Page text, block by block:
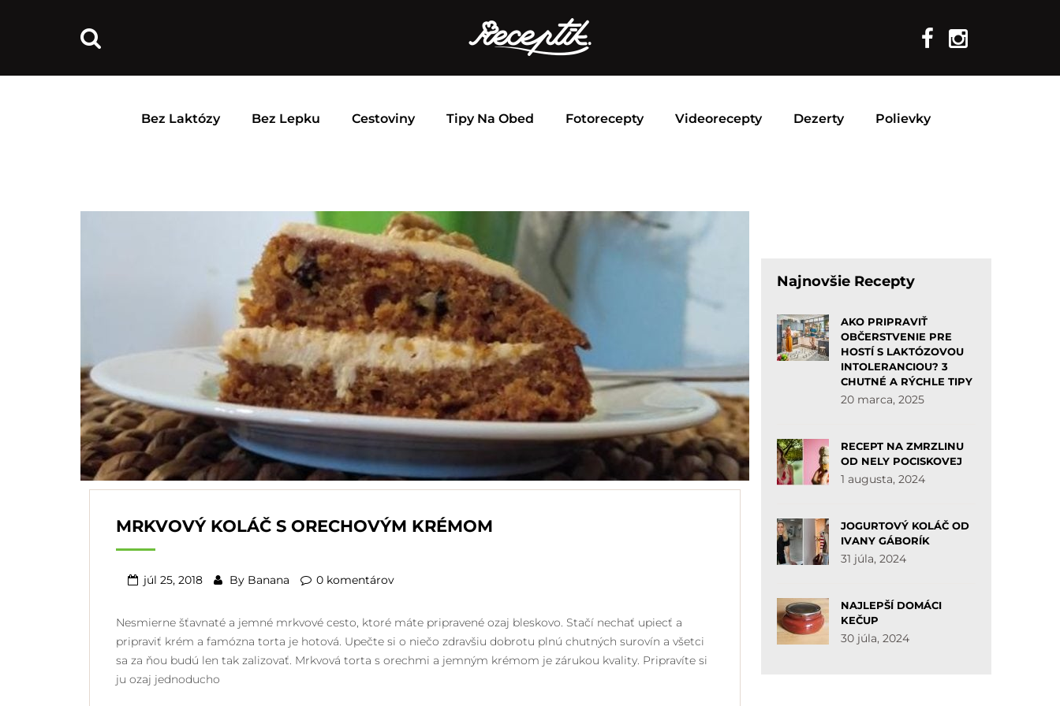
Bez Laktózy Bez Lepku Cestoviny Tipy Na Obed Fotorecepty Videorecepty Dezerty Polievky
MRKVOVÝ KOLÁČ S ORECHOVÝM KRÉMOM
júl 25, 2018 By Banana 0 komentárov
Nesmierne šťavnaté a jemné mrkvové cesto, ktoré máte pripravené ozaj bleskovo. Stačí nechať upiecť a
pripraviť krém a famózna torta je hotová. Upečte si o niečo zdravšiu dobrotu plnú chutných surovín a všetci
sa za ňou budú len tak zalizovať. Mrkvová torta s orechmi a jemným krémom je zárukou kvality. Pripravíte si
ju ozaj jednoducho
Najnovšie Recepty
AKO PRIPRAVIŤ
OBČERSTVENIE PRE
HOSTÍ S LAKTÓZOVOU
INTOLERANCIOU? 3
CHUTNÉ A RÝCHLE TIPY
20 marca, 2025
RECEPT NA ZMRZLINU
OD NELY POCISKOVEJ
1 augusta, 2024
JOGURTOVÝ KOLÁČ OD
IVANY GÁBORÍK
31 júla, 2024
NAJLEPŠÍ DOMÁCI
KEČUP
30 júla, 2024